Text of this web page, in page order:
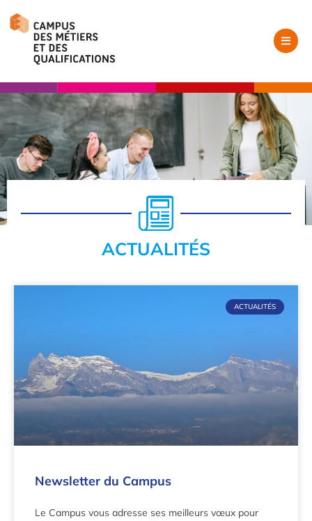
ACTUALITÉS
ACTUALITÉS
Newsletter du Campus
Le Campus vous adresse ses meilleurs vœux pour